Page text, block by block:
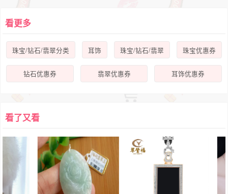
看更多
珠宝/钻石/翡翠分类 耳饰 珠宝/钻石/翡翠 珠宝优惠券
钻石优惠券 翡翠优惠券 耳饰优惠券
看了又看